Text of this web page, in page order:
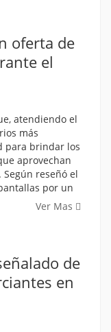
oferta de
el
atendiendo el
más
para brindar los
aprovechan
reseñó el
por un
Ver Mas
de
en